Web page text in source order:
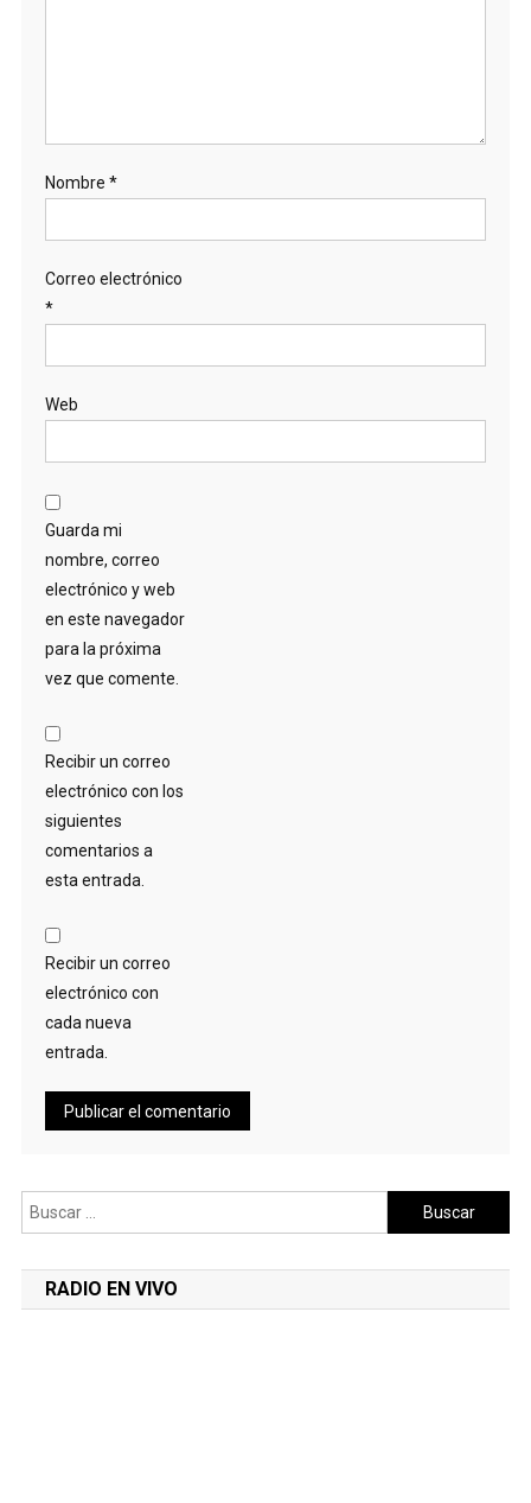
Nombre *
Correo electrónico
*
Web
Guarda mi
nombre, correo
electrónico y web
en este navegador
para la próxima
vez que comente.
Recibir un correo
electrónico con los
siguientes
comentarios a
esta entrada.
Recibir un correo
electrónico con
cada nueva
entrada.
Buscar:
RADIO EN VIVO